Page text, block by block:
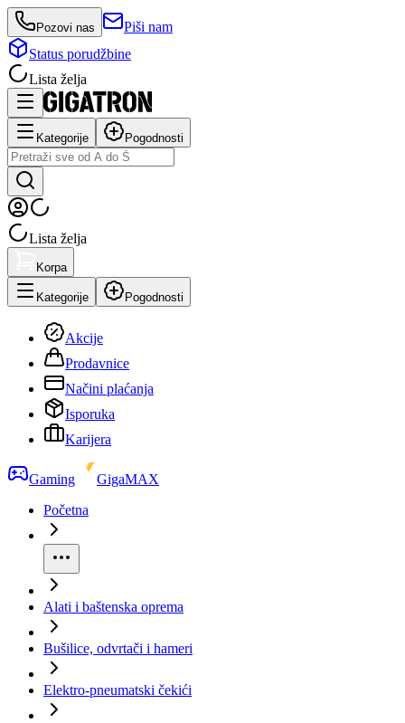
Pozovi nas
Piši nam
Status porudžbine
Lista želja
Kategorije Pogodnosti
Lista želja
Korpa
Kategorije Pogodnosti
Akcije
Prodavnice
Načini plaćanja
Isporuka
Karijera
Gaming
GigaMAX
Početna
Alati i baštenska oprema
Bušilice, odvrtači i hameri
Elektro-pneumatski čekići